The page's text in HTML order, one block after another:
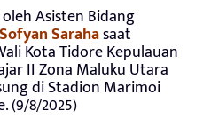
Asisten Bidang
Sofyan Sarahasaat
Kota Tidore Kepulauan
II Zona Maluku Utara
di Stadion Marimoi
(9/8/2025)